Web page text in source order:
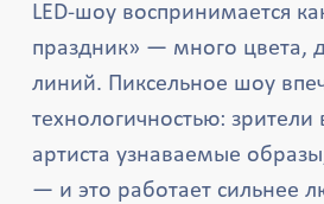
LED-шоу воспринимается
праздник» — много цвета,
линий. Пиксельное шоу
технологичностью: зрители
артиста узнаваемые
— и это работает сильнее